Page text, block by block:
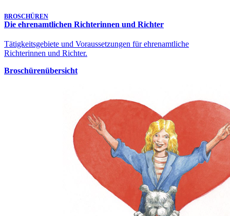
BROSCHÜREN
Die ehrenamtlichen Richterinnen und Richter
Tätigkeitsgebiete und Voraussetzungen für ehrenamtliche
Richterinnen und Richter.
Broschürenübersicht